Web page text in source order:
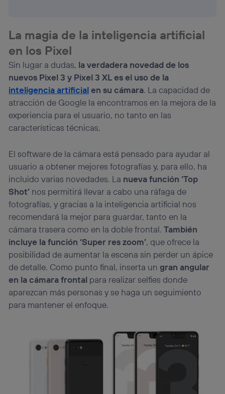
La magia de la inteligencia artificial
en los Pixel
Sin lugar a dudas, la verdadera novedad de los
nuevos Pixel 3 y Pixel 3 XL es el uso de la
inteligencia artificialen su cámara. La capacidad de
atracción de Google la encontramos en la mejora de la
experiencia para el usuario, no tanto en las
características técnicas.
El software de la cámara está pensado para ayudar al
usuario a obtener mejores fotografías y, para ello, ha
incluido varias novedades. La nueva función ‘Top
Shot’ nos permitirá llevar a cabo una ráfaga de
fotografías, y gracias a la inteligencia artificial nos
recomendará la mejor para guardar, tanto en la
cámara trasera como en la doble frontal.También
incluye la función ‘Super res zoom’, que ofrece la
posibilidad de aumentar la escena sin perder un ápice
de detalle. Como punto final, inserta ungran angular
en la cámara frontal para realizar selfies donde
aparezcan más personas y se haga un seguimiento
para mantener el enfoque.
visitando el portal de privacidad de Utiq
(“consenthub”). Para más información, consulta
la
política de privacidad de Utiq